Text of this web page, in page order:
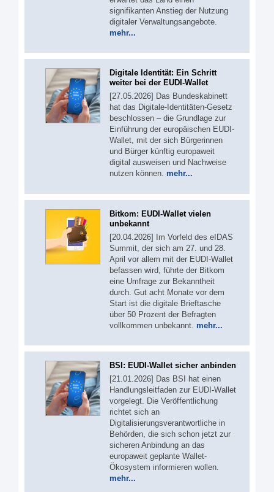
signifikanten Anstieg der Nutzung
digitaler Verwaltungsangebote.
mehr...
Digitale Identität: Ein Schritt
weiter bei der EUDI-Wallet
[27.05.2026] Das Bundeskabinett
hat das Digitale-Identitäten-Gesetz
beschlossen – die Grundlage zur
Einführung der europäischen EUDI-
Wallet, mit der sich Bürgerinnen
und Bürger künftig europaweit
digital ausweisen und Nachweise
nutzen können. mehr...
Bitkom: EUDI-Wallet vielen
unbekannt
[20.04.2026] Im Vorfeld des eIDAS
Summit, der sich am 27. und 28.
April vor allem mit der EUDI-Wallet
befassen wird, führte der Bitkom
eine Umfrage zur Bekanntheit
durch. Gut acht Monate vor dem
Start ist die digitale Brieftasche
über 50 Prozent der Befragten
vollkommen unbekannt. mehr...
BSI: EUDI-Wallet sicher anbinden
[21.01.2026] Das BSI hat einen
Handlungsleitfaden zur EUDI-Wallet
vorgelegt. Die Veröffentlichung
richtet sich an
Digitalisierungsverantwortliche in
Behörden, die sich schon jetzt zur
sicheren Anbindung an das
europaweit geplante Wallet-
Ökosystem informieren wollen.
mehr...